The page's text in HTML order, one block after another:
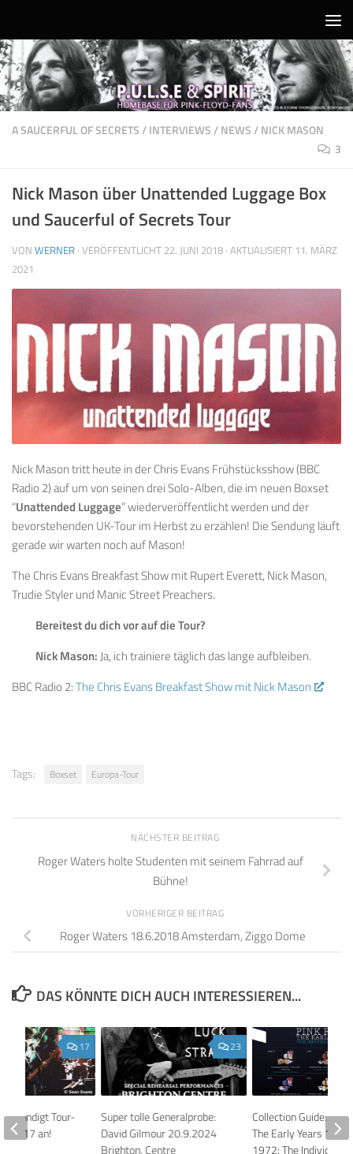
A SAUCERFUL OF SECRETS/INTERVIEWS/NEWS/NICK MASON
3
Nick Mason über Unattended Luggage Box
und Saucerful of Secrets Tour
VON WERNER · VERÖFFENTLICHT 22. JUNI 2018 · AKTUALISIERT 11. MÄRZ
2021
Nick Mason tritt heute in der Chris Evans Frühstücksshow (BBC
Radio 2) auf um von seinen drei Solo-Alben, die im neuen Boxset
“Unattended Luggage” wiederveröffentlicht werden und der
bevorstehenden UK-Tour im Herbst zu erzählen! Die Sendung läuft
gerade wir warten noch auf Mason!
The Chris Evans Breakfast Show mit Rupert Everett, Nick Mason,
Trudie Styler und Manic Street Preachers.
Bereitest du dich vor auf die Tour?
Nick Mason:Ja, ich trainiere täglich das lange aufbleiben.
BBC Radio 2:The Chris Evans Breakfast Show mit Nick Mason
Tags: Boxset Europa-Tour
NÄCHSTER BEITRAG
Roger Waters holte Studenten mit seinem Fahrrad auf
Bühne!
VORHERIGER BEITRAG
Roger Waters 18.6.2018 Amsterdam, Ziggo Dome
DAS KÖNNTE DICH AUCH INTERESSIEREN...
23
Super tolle Generalprobe:
David Gilmour 20.9.2024
Brighton, Centre
Collection Guide: Pink
The Early Years
1972: The Individual
17
kündigt Tour-
2017 an!